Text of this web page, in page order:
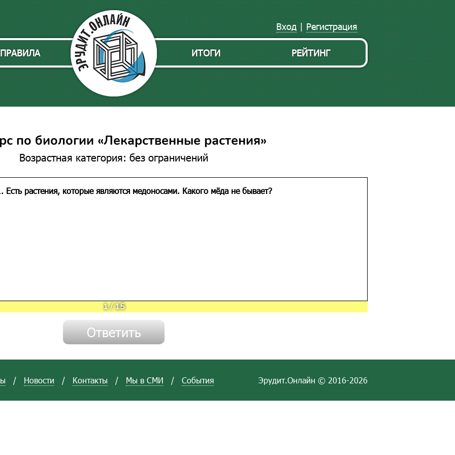
Регистрация
|
Вход
ПРАВИЛА РЕЙТИНГ
ИТОГИ
по биологии «Лекарственные растения»
Возрастная категория: без ограничений
растения, которые являются медоносами. Какого мёда не бывает?
1/15
/ Новости / Контакты / Мы в СМИ / События Эрудит.Онлайн © 2016-2026